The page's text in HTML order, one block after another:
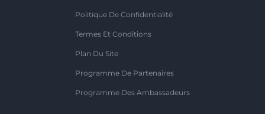
Politique De Confidentialité
Termes Et Conditions
Plan Du Site
Programme De Partenaires
Programme Des Ambassadeurs